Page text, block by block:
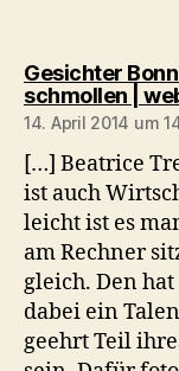
Gesichter
schmollen |
14. April 2014 um
[…] Bea­trice
ist auch
leicht ist es
am Rech­ner
gleich. Den
dabei ein
geehrt Teil